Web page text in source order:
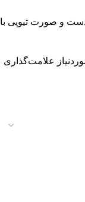
و صورت تیوپی با
علامت‌گذاری